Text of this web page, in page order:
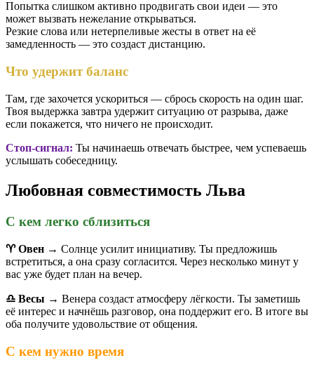
Попытка слишком активно продвигать свои идеи — это
может вызвать нежелание открываться.
Резкие слова или нетерпеливые жесты в ответ на её
замедленность — это создаст дистанцию.
Что удержит баланс
Там, где захочется ускориться — сбрось скорость на один шаг.
Твоя выдержка завтра удержит ситуацию от разрыва, даже
если покажется, что ничего не происходит.
Стоп-сигнал: Ты начинаешь отвечать быстрее, чем успеваешь
услышать собеседницу.
Любовная совместимость Льва
С кем легко сблизиться
♈️ Овен → Солнце усилит инициативу. Ты предложишь
встретиться, а она сразу согласится. Через несколько минут у
вас уже будет план на вечер.
♎️ Весы → Венера создаст атмосферу лёгкости. Ты заметишь
её интерес и начнёшь разговор, она поддержит его. В итоге вы
оба получите удовольствие от общения.
С кем нужно время